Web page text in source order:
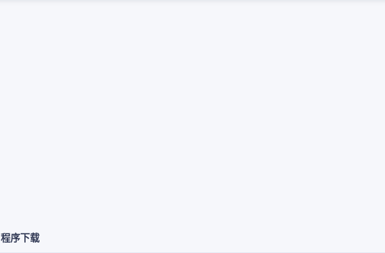
程序下载